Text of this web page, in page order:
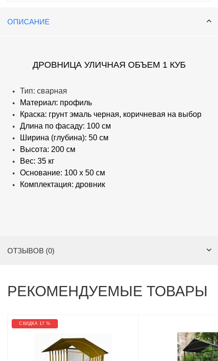
ОПИСАНИЕ
ДРОВНИЦА УЛИЧНАЯ ОБЪЕМ 1 КУБ
Тип: сварная
Материал: профиль
Краска: грунт эмаль черная, коричневая на выбор
Длина по фасаду: 100 см
Ширина (глубина): 50 см
Высота: 200 см
Вес: 35 кг
Основание: 100 х 50 см
Комплектация: дровник
ОТЗЫВОВ (0)
РЕКОМЕНДУЕМЫЕ ТОВАРЫ
СКИДКА 17 %